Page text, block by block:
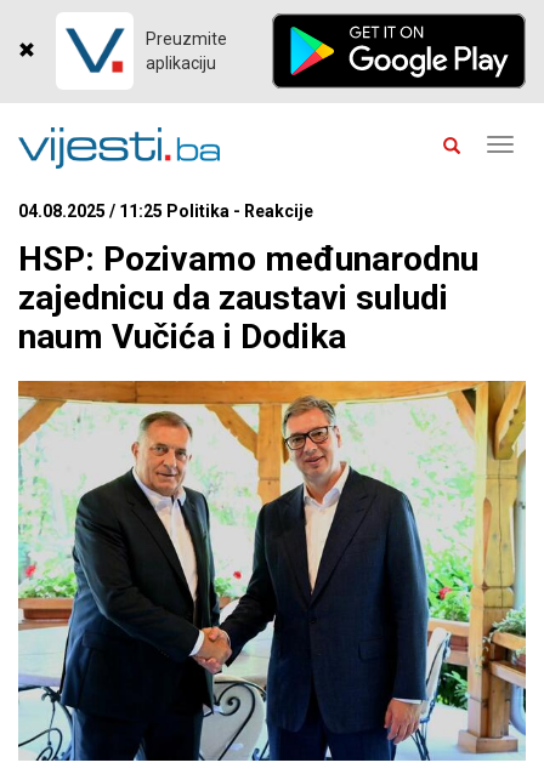
Preuzmite
aplikaciju
04.08.2025 / 11:25 Politika - Reakcije
HSP: Pozivamo međunarodnu
zajednicu da zaustavi suludi
naum Vučića i Dodika